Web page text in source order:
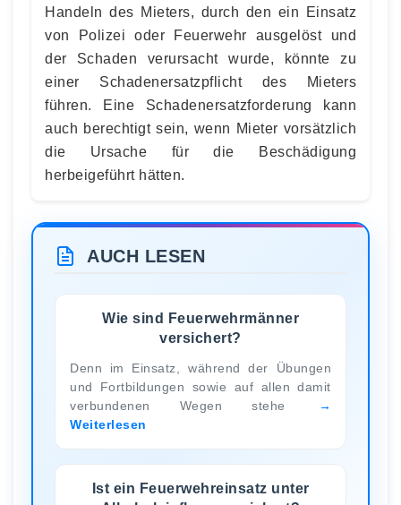
Handeln des Mieters, durch den ein Einsatz
von Polizei oder Feuerwehr ausgelöst und
der Schaden verursacht wurde, könnte zu
einer Schadenersatzpflicht des Mieters
führen. Eine Schadenersatzforderung kann
auch berechtigt sein, wenn Mieter vorsätzlich
die Ursache für die Beschädigung
herbeigeführt hätten.
AUCH LESEN
Wie sind Feuerwehrmänner
versichert?
Denn im Einsatz, während der Übungen
und Fortbildungen sowie auf allen damit
verbundenen Wegen stehe
Weiterlesen
Ist ein Feuerwehreinsatz unter